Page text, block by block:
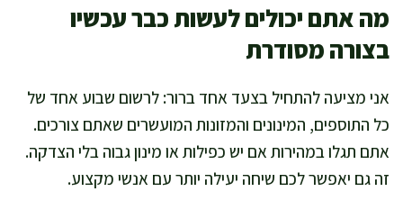
מה אתם יכולים לעשות כבר עכשיו
בצורה מסודרת
אני מציעה להתחיל בצעד אחד ברור: לרשום שבוע אחד של
כל התוספים, המינונים והמזונות המועשרים שאתם צורכים.
אתם תגלו במהירות אם יש כפילות או מינון גבוה בלי הצדקה.
זה גם יאפשר לכם שיחה יעילה יותר עם אנשי מקצוע.